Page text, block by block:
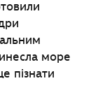
море
пізнати